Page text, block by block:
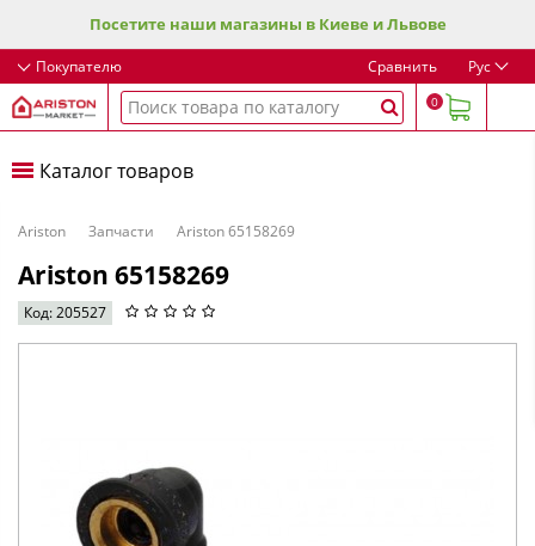
Посетите наши магазины в Киеве и Львове
Покупателю Сравнить Рус
0
Каталог товаров
Ariston Запчасти Ariston 65158269
Ariston 65158269
Код: 205527